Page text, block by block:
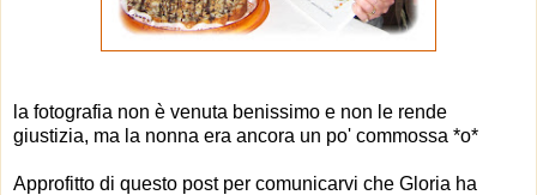
la fotografia non è venuta benissimo e non le rende
giustizia, ma la nonna era ancora un po' commossa *o*
Approfitto di questo post per comunicarvi che Gloria ha